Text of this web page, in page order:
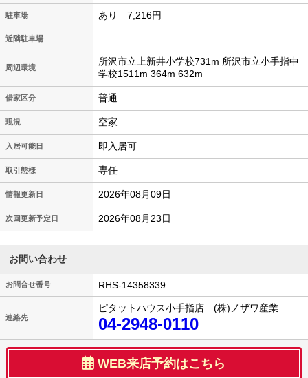
駐車場 あり 7,216円
近隣駐車場
周辺環境
所沢市立上新井小学校731m 所沢市立小手指中
学校1511m 364m 632m
借家区分 普通
現況 空家
入居可能日 即入居可
取引態様 専任
情報更新日 2026年08月09日
次回更新予定日 2026年08月23日
お問い合わせ
お問合せ番号 RHS-14358339
連絡先
ピタットハウス小手指店 (株)ノザワ産業
04-2948-0110
WEB来店予約はこちら